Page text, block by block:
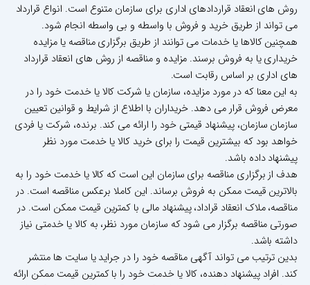
روش های انعقاد قراردادهای اداری برای سازمان متنوع است. انواع قرارداد
می تواند از طریق خرید و فروش با واسطه و بی واسطه انجام شود.
همچنین کالاها یا خدمات می توانند از طریق برگزاری مناقصه یا مزایده
خریداری یا به فروش برسند. مزایده و مناقصه از روش های انعقاد قرارداد
های اداری بر اساس رقابت است.
به این معنا که در مورد مزایده، سازمان یا شرکت کالا یا خدمت خود را در
معرض فروش قرار می دهد. خریداران با اطلاع از شرایط و قوانین تعیین
سازمان سازمان، پیشنهاد قیمتی خود را ارائه می کند. برنده، شرکت یا فردی
خواهد بود که بیشترین قیمت را برای خرید کالا یا خدمت مورد نظر
پیشنهاد داده باشد.
هدف از برگزاری مناقصه برای سازمان این است که کالا یا خدمت خود را به
بالاترین قیمت ممکن به فروش برساند. این کاملا برعکس مناقصه است. در
مناقصه، ملاک انعقاد قراداد، پیشنهاد مالی با کمترین قیمت ممکن است. در
صورتی مناقصه برگزار می شود که سازمان مورد نظر، به کالا یا خدمتی نیاز
داشته باشد.
بدین ترتیب می تواند آگهی مناقصه خود را در جراید یا سایت ها منتشر
کند. افراد پیشنهاد دهنده، کالا یا خدمت خود را با کمترین قیمت ممکن ارائه